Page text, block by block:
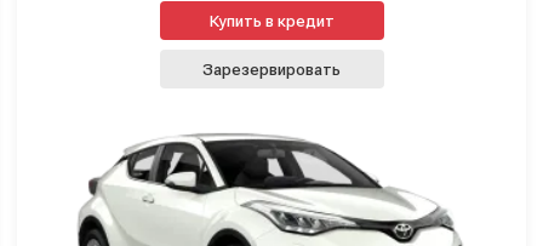
Купить в кредит
Зарезервировать